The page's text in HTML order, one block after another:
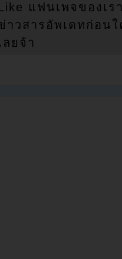
แฟนเพจของเร
าวสารอัพเดทก่อน
ลยจ้า